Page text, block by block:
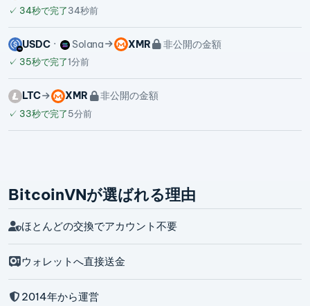
✓ 34秒で完了34秒前
USDC Solana XMR 非公開の金額
✓ 35秒で完了1分前
LTC XMR 非公開の金額
✓ 33秒で完了5分前
BitcoinVNが選ばれる理由
ほとんどの交換でアカウント不要
ウォレットへ直接送金
2014年から運営